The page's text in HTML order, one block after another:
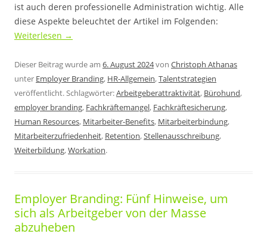
ist auch deren professionelle Administration wichtig. Alle
diese Aspekte beleuchtet der Artikel im Folgenden:
Weiterlesen →
Dieser Beitrag wurde am 6. August 2024von Christoph Athanas
unter Employer Branding, HR-Allgemein,Talentstrategien
veröffentlicht. Schlagwörter:Arbeitgeberattraktivität, Bürohund,
employer branding, Fachkräftemangel, Fachkräftesicherung,
Human Resources, Mitarbeiter-Benefits, Mitarbeiterbindung,
Mitarbeiterzufriedenheit, Retention,Stellenausschreibung,
Weiterbildung,Workation.
Employer Branding: Fünf Hinweise, um
sich als Arbeitgeber von der Masse
abzuheben